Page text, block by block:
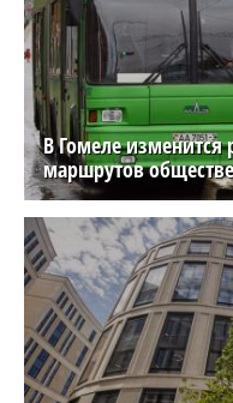
В Гомеле изменится
маршрутов